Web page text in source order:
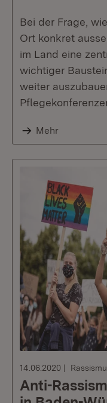
Bei der Frage,
Ort konkret
im Land eine
wichtiger
weiter
Mehr
14.06.2020
Anti-